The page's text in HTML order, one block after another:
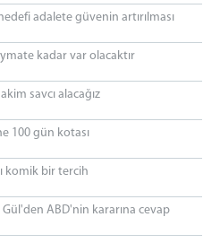
adalete güvenin artırılması
kadar var olacaktır
savcı alacağız
100 gün kotası
komik bir tercih
Gül'den ABD'nin kararına cevap